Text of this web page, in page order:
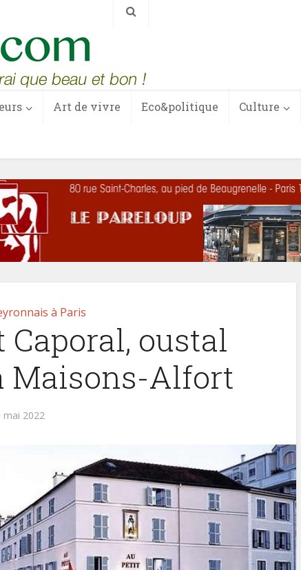
Art de vivre Eco&politique Culture
à Paris
oustal
Maisons-Alfort
mai 2022